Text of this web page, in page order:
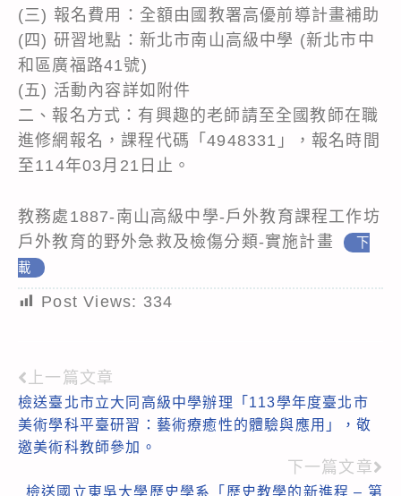
(三) 報名費用：全額由國教署高優前導計畫補助
(四) 研習地點：新北市南山高級中學 (新北市中
和區廣福路41號)
(五) 活動內容詳如附件
二、報名方式：有興趣的老師請至全國教師在職
進修網報名，課程代碼「4948331」，報名時間
至114年03月21日止。
教務處1887-南山高級中學-戶外教育課程工作坊
戶外教育的野外急救及檢傷分類-實施計畫
下
載
Post Views: 334
Read
more
articles
上一篇文章
檢送臺北市立大同高級中學辦理「113學年度臺北市
美術學科平臺研習：藝術療癒性的體驗與應用」，敬
邀美術科教師參加。
下一篇文章
檢送國立東吳大學歷史學系「歷史教學的新進程 – 第